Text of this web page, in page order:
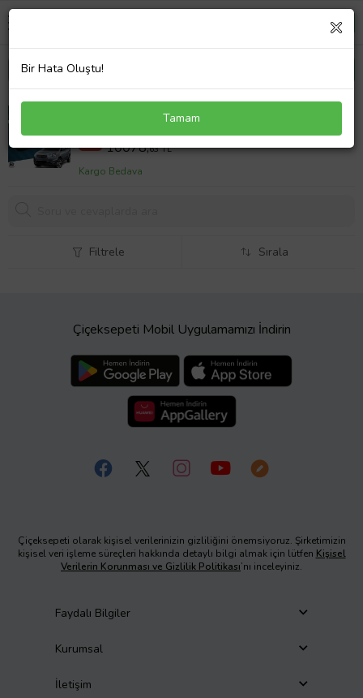
S-Dizayn Ssangyong Korando Sport NewLine Krom
Yan Basamak 203 Cm 2010-2019 A+ Kalite
%20 12598,30 TL
10078,63 TL
Kargo Bedava
Filtrele Sırala
Çiçeksepeti Mobil Uygulamamızı İndirin
Çiçeksepeti olarak kişisel verilerinizin gizliliğini önemsiyoruz. Şirketimizin
kişisel veri işleme süreçleri hakkında detaylı bilgi almak için lütfen Kişisel
Verilerin Korunması ve Gizlilik Politikası’nı inceleyiniz.
Faydalı Bilgiler
Kurumsal
İletişim
Bir Hata Oluştu!
Tamam